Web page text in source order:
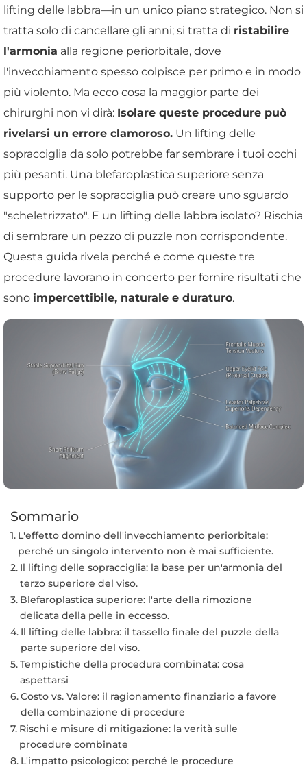
lifting delle labbra—in un unico piano strategico. Non si
tratta solo di cancellare gli anni; si tratta di ristabilire
l'armonia alla regione periorbitale, dove
l'invecchiamento spesso colpisce per primo e in modo
più violento. Ma ecco cosa la maggior parte dei
chirurghi non vi dirà: Isolare queste procedure può
rivelarsi un errore clamoroso. Un lifting delle
sopracciglia da solo potrebbe far sembrare i tuoi occhi
più pesanti. Una blefaroplastica superiore senza
supporto per le sopracciglia può creare uno sguardo
"scheletrizzato". E un lifting delle labbra isolato? Rischia
di sembrare un pezzo di puzzle non corrispondente.
Questa guida rivela perché e come queste tre
procedure lavorano in concerto per fornire risultati che
sono impercettibile, naturale e duraturo.
Sommario
L'effetto domino dell'invecchiamento periorbitale:
perché un singolo intervento non è mai sufficiente.
Il lifting delle sopracciglia: la base per un'armonia del
terzo superiore del viso.
Blefaroplastica superiore: l'arte della rimozione
delicata della pelle in eccesso.
Il lifting delle labbra: il tassello finale del puzzle della
parte superiore del viso.
Tempistiche della procedura combinata: cosa
aspettarsi
Costo vs. Valore: il ragionamento finanziario a favore
della combinazione di procedure
Rischi e misure di mitigazione: la verità sulle
procedure combinate
L'impatto psicologico: perché le procedure